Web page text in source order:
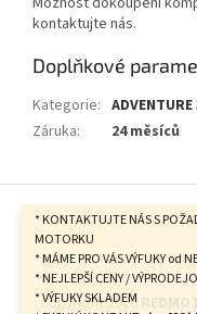
* KONTAKTUJTE NÁS S
MOTORKU
* MÁME PRO VÁS VÝFUKY od
* NEJLEPŠÍ CENY /
* VÝFUKY SKLADEM
kontaktujte nás.
Doplňkové
Kategorie:
Záruka: 24 měsíců
Copyright 2026